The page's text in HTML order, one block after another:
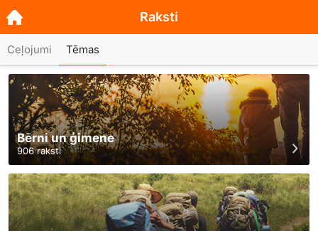
Bērni un ģimene
906raksti
Raksti
Ceļojumi Tēmas